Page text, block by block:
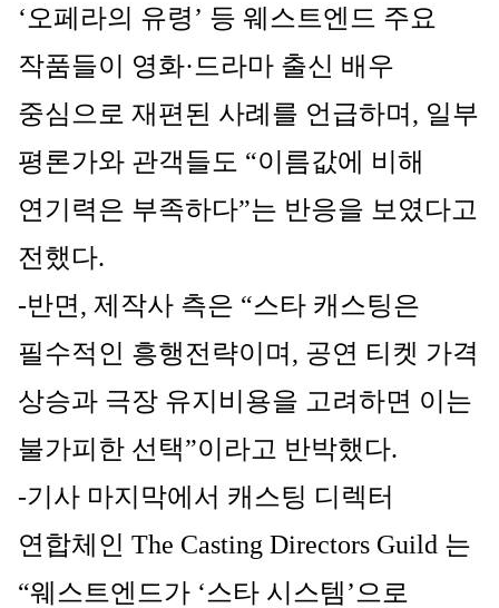
‘오페라의 유령’ 등 웨스트엔드 주요
작품들이 영화·드라마 출신 배우
중심으로 재편된 사례를 언급하며, 일부
평론가와 관객들도 “이름값에 비해
연기력은 부족하다”는 반응을 보였다고
전했다.
필수적인 흥행전략이며, 공연 티켓 가격
상승과 극장 유지비용을 고려하면 이는
불가피한 선택”이라고 반박했다.
-기사 마지막에서 캐스팅 디렉터
연합체인 The Casting Directors Guild 는
“웨스트엔드가 ‘스타 시스템’으로